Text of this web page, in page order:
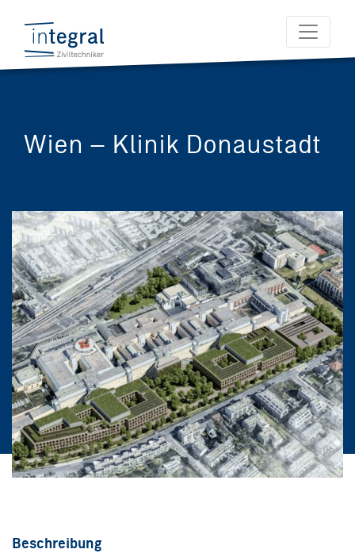
Wien – Klinik Donaustadt
Beschreibung